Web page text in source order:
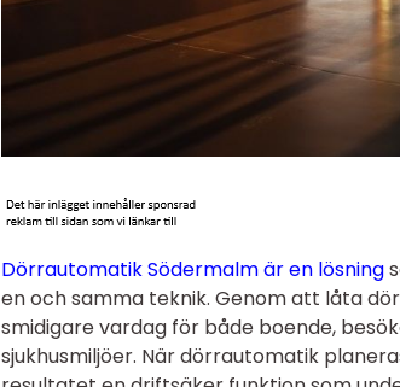
Dörrautomatik Södermalm är en lösning
en och samma teknik. Genom att låta
smidigare vardag för både boende,
sjukhusmiljöer. När dörrautomatik